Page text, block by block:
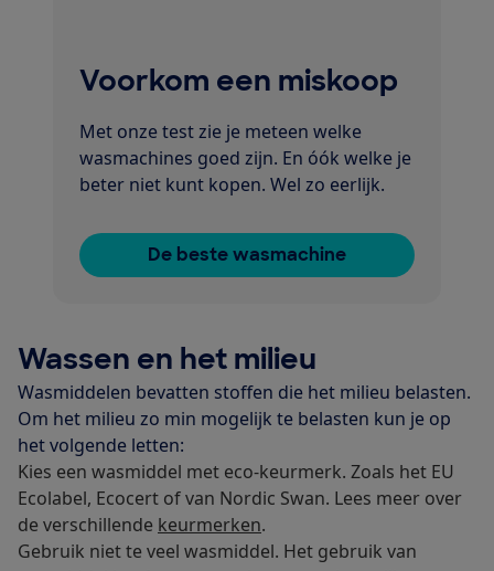
Voorkom een miskoop
Met onze test zie je meteen welke
wasmachines goed zijn. En óók welke je
beter niet kunt kopen. Wel zo eerlijk.
De beste wasmachine
Wassen en het milieu
Wasmiddelen bevatten stoffen die het milieu belasten.
Om het milieu zo min mogelijk te belasten kun je op
het volgende letten:
Kies een wasmiddel met eco-keurmerk. Zoals het EU
Ecolabel, Ecocert of van Nordic Swan. Lees meer over
de verschillende keurmerken.
Gebruik niet te veel wasmiddel. Het gebruik van